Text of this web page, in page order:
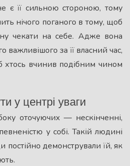
є її сильною стороною, тому
нічого поганого в тому, щоб
чекати на себе. Адже вона
важливішого за її власний час,
вчинив подібним чином
у центрі уваги
оточуючих — нескінченні,
у собі. Такій людині
демонстрували їй, як